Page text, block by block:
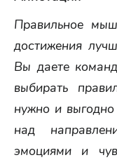
Правильное
достижения
Вы даете
выбирать
нужно и
над
эмоциями и